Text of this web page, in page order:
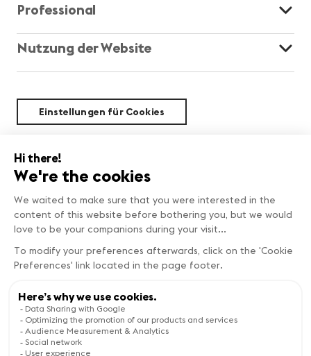
BESTE ANGEBOTE
Professional
Nutzung der Website
Einstellungen für Cookies
Nachhaltigkeit